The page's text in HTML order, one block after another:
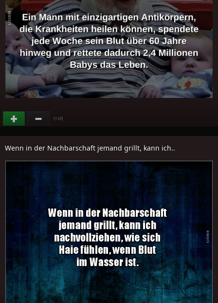
(+14)
Wenn in der Nachbarschaft jemand grillt, kann ich..